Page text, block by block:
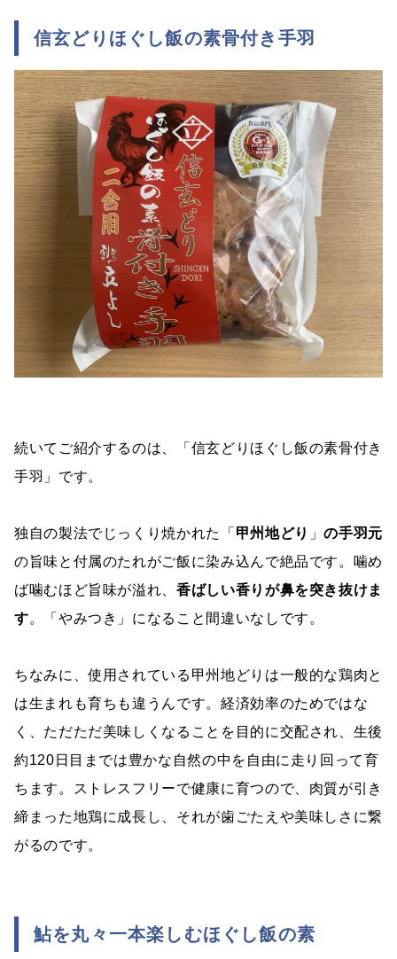
信玄どりほぐし飯の素骨付き手羽
続いてご紹介するのは、「信玄どりほぐし飯の素骨付き
手羽」です。
独自の製法でじっくり焼かれた「 甲州地どり 」の手羽元
の旨味と付属のたれがご飯に染み込んで絶品です。噛め
ば噛むほど旨味が溢れ、香ばしい香りが鼻を突き抜けま
す。「やみつき」になること間違いなしです。
ちなみに、使用されている甲州地どりは一般的な鶏肉と
は生まれも育ちも違うんです。経済効率のためではな
く、ただただ美味しくなることを目的に交配され、生後
約120日目までは豊かな自然の中を自由に走り回って育
ちます。ストレスフリーで健康に育つので、肉質が引き
締まった地鶏に成長し、それが歯ごたえや美味しさに繋
がるのです。
鮎を丸々一本楽しむほぐし飯の素